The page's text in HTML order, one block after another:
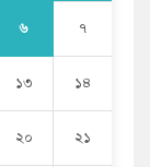
৬ ৭
১৩ ১৪
২০ ২১